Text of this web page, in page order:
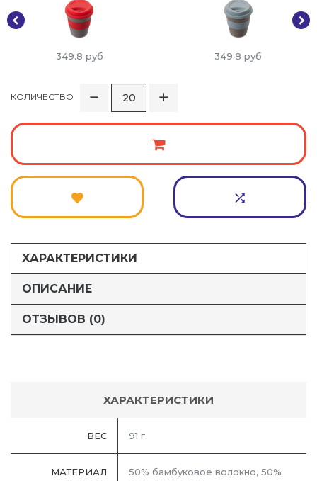
349.8 руб 349.8 руб
КОЛИЧЕСТВО
ХАРАКТЕРИСТИКИ
ОПИСАНИЕ
ОТЗЫВОВ (0)
ХАРАКТЕРИСТИКИ
ВЕС 91 г.
МАТЕРИАЛ
50% бамбуковое волокно, 50%